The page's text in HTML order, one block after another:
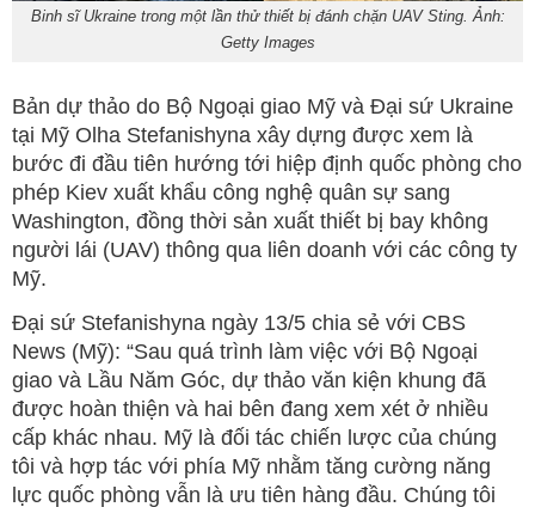
Binh sĩ Ukraine trong một lần thử thiết bị đánh chặn UAV Sting. Ảnh:
Getty Images
Bản dự thảo do Bộ Ngoại giao Mỹ và Đại sứ Ukraine
tại Mỹ Olha Stefanishyna xây dựng được xem là
bước đi đầu tiên hướng tới hiệp định quốc phòng cho
phép Kiev xuất khẩu công nghệ quân sự sang
Washington, đồng thời sản xuất thiết bị bay không
người lái (UAV) thông qua liên doanh với các công ty
Mỹ.
Đại sứ Stefanishyna ngày 13/5 chia sẻ với CBS
News (Mỹ): “Sau quá trình làm việc với Bộ Ngoại
giao và Lầu Năm Góc, dự thảo văn kiện khung đã
được hoàn thiện và hai bên đang xem xét ở nhiều
cấp khác nhau. Mỹ là đối tác chiến lược của chúng
tôi và hợp tác với phía Mỹ nhằm tăng cường năng
lực quốc phòng vẫn là ưu tiên hàng đầu. Chúng tôi